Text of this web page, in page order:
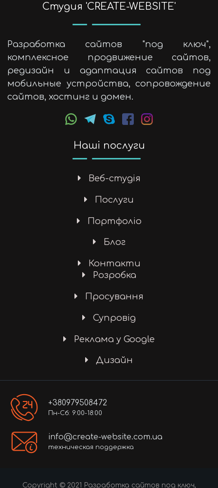
Cтудия 'CREATE-WEBSITE'
Разработка сайтов "под ключ",
комплексное продвижение сайтов,
редизайн и адаптация сайтов под
мобильные устройства, сопровождение
сайтов, хостинг и домен.
Наші послуги
Веб-студія
Послуги
Портфоліо
Блог
Контакти
Розробка
Просування
Супровід
Реклама у Google
Дизайн
+380979508472
Пн-Сб: 9:00-18:00
info@create-website.com.ua
техническая поддержка
Copyright © 2021 Разработка сайтов под ключ,